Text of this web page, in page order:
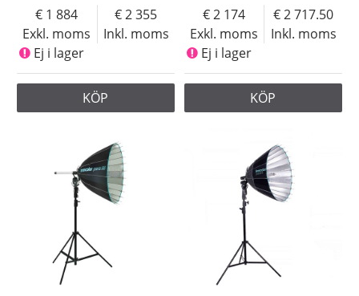
Exkl. moms
1 884
Inkl. moms
2 355
Ej i lager
KÖP
Exkl. moms
2 174
Inkl. moms
2 717.50
Ej i lager
KÖP